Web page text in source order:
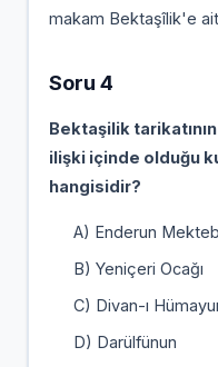
makam Bektaşîlik'e
Soru 4
Bektaşilik
ilişki içinde olduğu
hangisidir?
A) Enderun
B) Yeniçeri Ocağı
C) Divan-ı
D) Darülfünun